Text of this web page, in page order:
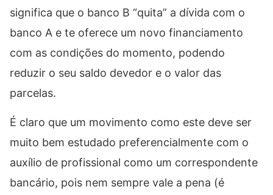
significa que o banco B “quita” a dívida com o
banco A e te oferece um novo financiamento
com as condições do momento, podendo
reduzir o seu saldo devedor e o valor das
parcelas.
É claro que um movimento como este deve ser
muito bem estudado preferencialmente com o
auxílio de profissional como um correspondente
bancário, pois nem sempre vale a pena (é